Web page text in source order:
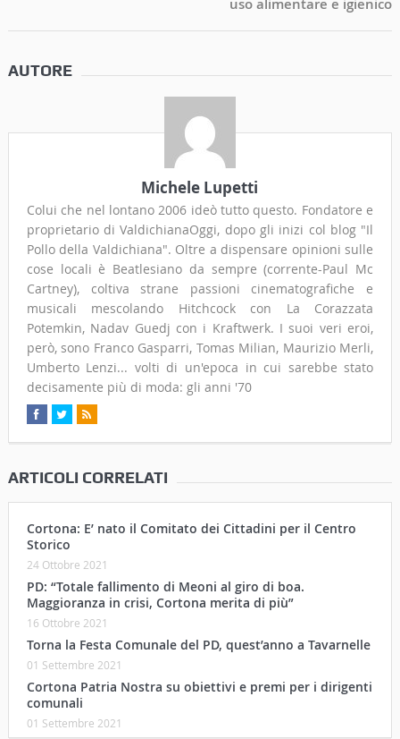
uso alimentare e igienico
AUTORE
Michele Lupetti
Colui che nel lontano 2006 ideò tutto questo. Fondatore e
proprietario di ValdichianaOggi, dopo gli inizi col blog "Il
Pollo della Valdichiana". Oltre a dispensare opinioni sulle
cose locali è Beatlesiano da sempre (corrente-Paul Mc
Cartney), coltiva strane passioni cinematografiche e
musicali mescolando Hitchcock con La Corazzata
Potemkin, Nadav Guedj con i Kraftwerk. I suoi veri eroi,
però, sono Franco Gasparri, Tomas Milian, Maurizio Merli,
Umberto Lenzi... volti di un'epoca in cui sarebbe stato
decisamente più di moda: gli anni '70
ARTICOLI CORRELATI
Cortona: E’ nato il Comitato dei Cittadini per il Centro
Storico
24 Ottobre 2021
PD: “Totale fallimento di Meoni al giro di boa.
Maggioranza in crisi, Cortona merita di più”
16 Ottobre 2021
Torna la Festa Comunale del PD, quest’anno a Tavarnelle
01 Settembre 2021
Cortona Patria Nostra su obiettivi e premi per i dirigenti
comunali
01 Settembre 2021